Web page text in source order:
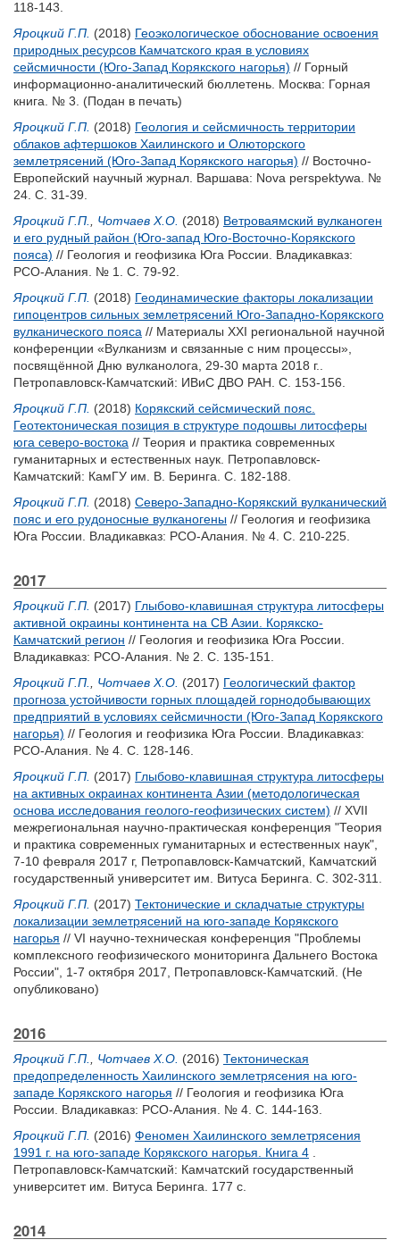
118-143.
Яроцкий Г.П. (2018) Геоэкологическое обоснование освоения
природных ресурсов Камчатского края в условиях
сейсмичности (Юго-Запад Корякского нагорья) // Горный
информационно-аналитический бюллетень. Москва: Горная
книга. № 3. (Подан в печать)
Яроцкий Г.П. (2018) Геология и сейсмичность территории
облаков афтершоков Хаилинского и Олюторского
землетрясений (Юго-Запад Корякского нагорья) // Восточно-
Европейский научный журнал. Варшава: Nova perspektywa. №
24. С. 31-39.
Яроцкий Г.П.
Чотчаев Х.О. (2018) Ветроваямский вулканоген
и его рудный район (Юго-запад Юго-Восточно-Корякского
пояса) // Геология и геофизика Юга России. Владикавказ:
РСО-Алания. № 1. С. 79-92.
Яроцкий Г.П. (2018) Геодинамические факторы локализации
гипоцентров сильных землетрясений Юго-Западно-Корякского
вулканического пояса // Материалы XXI региональной научной
конференции «Вулканизм и связанные с ним процессы»,
посвящённой Дню вулканолога, 29-30 марта 2018 г..
Петропавловск-Камчатский: ИВиС ДВО РАН. С. 153-156.
Яроцкий Г.П. (2018) Корякский сейсмический пояс.
Геотектоническая позиция в структуре подошвы литосферы
юга северо-востока // Теория и практика современных
гуманитарных и естественных наук. Петропавловск-
Камчатский: КамГУ им. В. Беринга. С. 182-188.
Яроцкий Г.П. (2018) Северо-Западно-Корякский вулканический
пояс и его рудоносные вулканогены // Геология и геофизика
Юга России. Владикавказ: РСО-Алания. № 4. С. 210-225.
2017
Яроцкий Г.П. (2017) Глыбово-клавишная структура литосферы
активной окраины континента на СВ Азии. Корякско-
Камчатский регион // Геология и геофизика Юга России.
Владикавказ: РСО-Алания. № 2. С. 135-151.
Яроцкий Г.П.
Чотчаев Х.О. (2017) Геологический фактор
прогноза устойчивости горных площадей горнодобывающих
предприятий в условиях сейсмичности (Юго-Запад Корякского
нагорья) // Геология и геофизика Юга России. Владикавказ:
РСО-Алания. № 4. С. 128-146.
Яроцкий Г.П. (2017) Глыбово-клавишная структура литосферы
на активных окраинах континента Азии (методологическая
основа исследования геолого-геофизических систем) // XVII
межрегиональная научно-практическая конференция "Теория
и практика современных гуманитарных и естественных наук",
7-10 февраля 2017 г, Петропавловск-Камчатский, Камчатский
государственный университет им. Витуса Беринга. С. 302-311.
Яроцкий Г.П. (2017) Тектонические и складчатые структуры
локализации землетрясений на юго-западе Корякского
нагорья // VI научно-техническая конференция "Проблемы
комплексного геофизического мониторинга Дальнего Востока
России", 1-7 октября 2017, Петропавловск-Камчатский. (Не
опубликовано)
2016
Яроцкий Г.П. Чотчаев Х.О. (2016) Тектоническая
предопределенность Хаилинского землетрясения на юго-
западе Корякского нагорья // Геология и геофизика Юга
России. Владикавказ: РСО-Алания. № 4. С. 144-163.
Яроцкий Г.П. (2016) Феномен Хаилинского землетрясения
1991 г. на юго-западе Корякского нагорья. Книга 4
Петропавловск-Камчатский: Камчатский государственный
университет им. Витуса Беринга. 177 с.
2014